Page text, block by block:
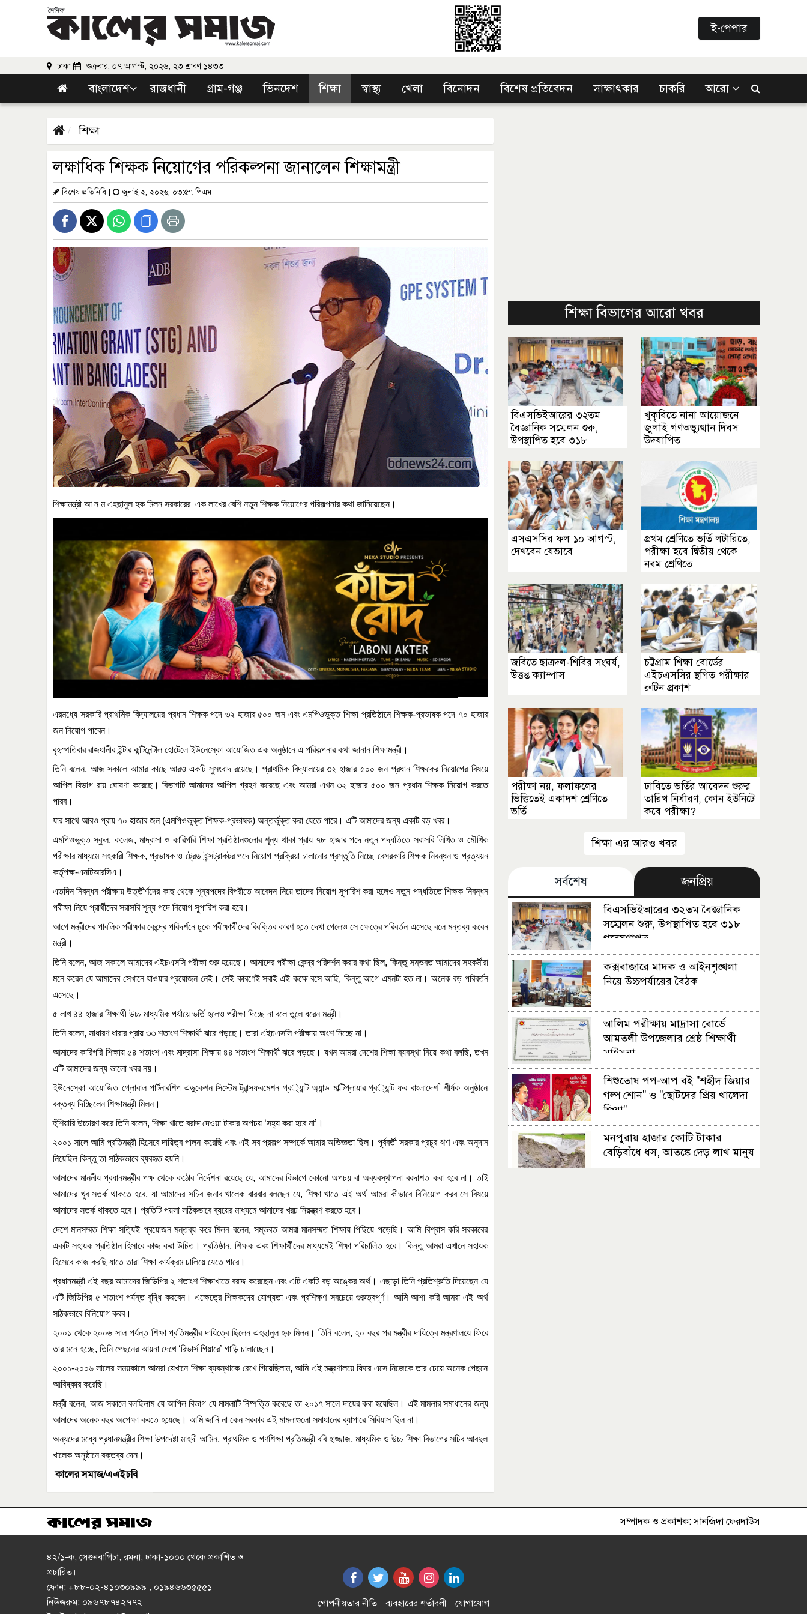
ই-পেপার
ঢাকা শুক্রবার, ০৭ আগস্ট, ২০২৬, ২৩ শ্রাবণ ১৪৩৩
বাংলাদেশ রাজধানী গ্রাম-গঞ্জ ভিনদেশ শিক্ষা স্বাস্থ্য খেলা বিনোদন বিশেষ প্রতিবেদন সাক্ষাৎকার চাকরি আরো
শিক্ষা
লক্ষাধিক শিক্ষক নিয়োগের পরিকল্পনা জানালেন শিক্ষামন্ত্রী
বিশেষ প্রতিনিধি| জুলাই ২, ২০২৬, ০৩:৫৭ পিএম
শিক্ষামন্ত্রী আ ন ম এহছানুল হক মিলন সরকারের এক লাখের বেশি নতুন শিক্ষক নিয়োগের পরিকল্পনার কথা জানিয়েছেন।
এরমধ্যে সরকারি প্রাথমিক বিদ্যালয়ের প্রধান শিক্ষক পদে ৩২ হাজার ৫০০ জন এবং এমপিওভুক্ত শিক্ষা প্রতিষ্ঠানে শিক্ষক-প্রভাষক পদে ৭০ হাজার
জন নিয়োগ পাবেন।
বৃহস্পতিবার রাজধানীর ইন্টার কন্টিনেন্টাল হোটেলে ইউনেস্কো আয়োজিত এক অনুষ্ঠানে এ পরিকল্পনার কথা জানান শিক্ষামন্ত্রী।
তিনি বলেন, আজ সকালে আমার কাছে আরও একটি সুসংবাদ রয়েছে। প্রাথমিক বিদ্যালয়ের ৩২ হাজার ৫০০ জন প্রধান শিক্ষকের নিয়োগের বিষয়ে
আপিল বিভাগ রায় ঘোষণা করেছে। বিভাগটি আমাদের আপিল গ্রহণ করেছে এবং আমরা এখন ৩২ হাজার ৫০০ জন প্রধান শিক্ষক নিয়োগ করতে
পারব।
যার সাথে আরও প্রায় ৭০ হাজার জন(এমপিওভুক্ত শিক্ষক-প্রভাষক) অন্তর্ভুক্ত করা যেতে পারে। এটি আমাদের জন্য একটি বড় খবর।
এমপিওভুক্ত স্কুল, কলেজ, মাদ্রাসা ও কারিগরি শিক্ষা প্রতিষ্ঠানগুলোর শূন্য থাকা প্রায় ৭৮ হাজার পদে নতুন পদ্ধতিতে সরাসরি লিখিত ও মৌখিক
পরীক্ষার মাধ্যমে সহকারী শিক্ষক, প্রভাষক ও ট্রেড ইন্সট্রাকটর পদে নিয়োগ প্রক্রিয়া চালানোর প্রস্তুতি নিচ্ছে বেসরকারি শিক্ষক নিবন্ধন ও প্রত্যয়ন
কর্তৃপক্ষ-এনটিআরসিএ।
এতদিন নিবন্ধন পরীক্ষায় উত্তীর্ণদের কাছ থেকে শূন্যপদের বিপরীতে আবেদন নিয়ে তাদের নিয়োগ সুপারিশ করা হলেও নতুন পদ্ধতিতে শিক্ষক নিবন্ধন
পরীক্ষা নিয়ে প্রার্থীদের সরাসরি শূন্য পদে নিয়োগ সুপারিশ করা হবে।
আগে মন্ত্রীদের পাবলিক পরীক্ষার কেন্দ্রে পরিদর্শনে ঢুকে পরীক্ষার্থীদের বিরক্তির কারণ হতে দেখা গেলেও সে ক্ষেত্রে পরিবর্তন এসেছে বলে মন্তব্য করেন
মন্ত্রী।
তিনি বলেন,আজ সকালে আমাদের এইচএসসি পরীক্ষা শুরু হয়েছে। আমাদের পরীক্ষা কেন্দ্র পরিদর্শন করার কথা ছিল, কিন্তু সম্ভবত আমাদের সহকর্মীরা
মনে করেন যে আমাদের সেখানে যাওয়ার প্রয়োজন নেই। সেই কারণেই সবাই এই কক্ষে বসে আছি, কিন্তু আগে এমনটা হত না। অনেক বড় পরিবর্তন
এসেছে।
৫ লাখ ৪৪ হাজার শিক্ষার্থী উচ্চ মাধ্যমিক পর্যায়ে ভর্তি হলেও পরীক্ষা দিচ্ছে না বলে তুলে ধরেন মন্ত্রী।
তিনি বলেন, সাধারণ ধারার প্রায় ৩৩ শতাংশ শিক্ষার্থী ঝরে পড়ছে। তারা এইচএসসি পরীক্ষায় অংশ নিচ্ছে না।
আমাদের কারিগরি শিক্ষায় ৫৪ শতাংশ এবং মাদ্রাসা শিক্ষায় ৪৪ শতাংশ শিক্ষার্থী ঝরে পড়ছে। যখন আমরা দেশের শিক্ষা ব্যবস্থা নিয়ে কথা বলছি,তখন
এটি আমাদের জন্য ভালো খবর নয়।
ইউনেস্কো আয়োজিত গ্লোবাল পার্টনারশিপ এডুকেশন সিস্টেম ট্রান্সফরমেশন গ্র্যান্ট অ্যান্ড মাল্টিপ্লায়ার গ্র্যান্ট ফর বাংলাদেশ‍‍`শীর্ষক অনুষ্ঠানে
বক্তব্য দিচ্ছিলেন শিক্ষামন্ত্রী মিলন।
হুঁশিয়ারি উচ্চারণ করে তিনি বলেন, শিক্ষা খাতে বরাদ্দ দেওয়া টাকার অপচয় ‘সহ্য করা হবে না’ ।
২০০১ সালে আমি প্রতিমন্ত্রী হিসেবে দায়িত্ব পালন করেছি এবং এই সব প্রকল্প সম্পর্কে আমার অভিজ্ঞতা ছিল। পূর্ববর্তী সরকার প্রচুর ঋণ এবং অনুদান
নিয়েছিল কিন্তু তা সঠিকভাবে ব্যবহৃত হয়নি।
আমাদের মাননীয় প্রধানমন্ত্রীর পক্ষ থেকে কঠোর নির্দেশনা রয়েছে যে,আমাদের বিভাগে কোনো অপচয় বা অব্যবস্থাপনা বরদাশত করা হবে না। তাই
আমাদের খুব সতর্ক থাকতে হবে, যা আমাদের সচিব জনাব খালেক বারবার বলছেন যে, শিক্ষা খাতে এই অর্থ আমরা কীভাবে বিনিয়োগ করব সে বিষয়ে
আমাদের সতর্ক থাকতে হবে। প্রতিটি পয়সা সঠিকভাবে ব্যয়ের মাধ্যমে আমাদের খরচ নিয়ন্ত্রণ করতে হবে।
দেশে মানসম্মত শিক্ষা সত্যিই প্রয়োজন মন্তব্য করে মিলন বলেন,সম্ভবত আমরা মানসম্মত শিক্ষায় পিছিয়ে পড়েছি। আমি বিশ্বাস করি সরকারের
একটি সহায়ক প্রতিষ্ঠান হিসাবে কাজ করা উচিত। প্রতিষ্ঠান,শিক্ষক এবং শিক্ষার্থীদের মাধ্যমেই শিক্ষা পরিচালিত হবে। কিন্তু আমরা এখানে সহায়ক
হিসেবে কাজ করছি যাতে তারা শিক্ষা কার্যক্রম চালিয়ে যেতে পারে।
প্রধানমন্ত্রী এই বছর আমাদের জিডিপির ২ শতাংশ শিক্ষাখাতে বরাদ্দ করেছেন এবং এটি একটি বড় অঙ্কের অর্থ। এছাড়া তিনি প্রতিশ্রুতি দিয়েছেন যে
এটি জিডিপির ৫ শতাংশ পর্যন্ত বৃদ্ধি করবেন। এক্ষেত্রে শিক্ষকদের যোগ্যতা এবং প্রশিক্ষণ সবচেয়ে গুরুত্বপূর্ণ। আমি আশা করি আমরা এই অর্থ
সঠিকভাবে বিনিয়োগ করব।
২০০১ থেকে ২০০৬ সাল পর্যন্ত শিক্ষা প্রতিমন্ত্রীর দায়িত্বে ছিলেন এহছানুল হক মিলন। তিনি বলেন, ২০ বছর পর মন্ত্রীর দায়িত্বে মন্ত্রণালয়ে ফিরে
তার মনে হচ্ছে, তিনি পেছনের আয়না দেখে‘রিভার্স গিয়ারে’ গাড়ি চালাচ্ছেন।
২০০১-২০০৬ সালের সময়কালে আমরা যেখানে শিক্ষা ব্যবস্থাকে রেখে গিয়েছিলাম,আমি এই মন্ত্রণালয়ে ফিরে এসে নিজেকে তার চেয়ে অনেক পেছনে
আবিষ্কার করেছি।
মন্ত্রী বলেন, আজ সকালে বলছিলাম যে আপিল বিভাগ যে মামলাটি নিষ্পত্তি করেছে তা ২০১৭ সালে দায়ের করা হয়েছিল। এই মামলার সমাধানের জন্য
আমাদের অনেক বছর অপেক্ষা করতে হয়েছে। আমি জানি না কেন সরকার এই মামলাগুলো সমাধানের ব্যাপারে সিরিয়াস ছিল না।
অন্যদের মধ্যে প্রধানমন্ত্রীর শিক্ষা উপদেষ্টা মাহদী আমিন, প্রাথমিক ও গণশিক্ষা প্রতিমন্ত্রী ববি হাজ্জাজ,মাধ্যমিক ও উচ্চ শিক্ষা বিভাগের সচিব আবদুল
খালেক অনুষ্ঠানে বক্তব্য দেন।
কালের সমাজ/এএইচবি
শিক্ষা বিভাগের আরো খবর
বিএসভিইআরের ৩২তম
বৈজ্ঞানিক সম্মেলন শুরু,
উপস্থাপিত হবে ৩১৮
খুকৃবিতে নানা আয়োজনে
জুলাই গণঅভ্যুত্থান দিবস
উদযাপিত
এসএসসির ফল ১০ আগস্ট,
দেখবেন যেভাবে
প্রথম শ্রেণিতে ভর্তি লটারিতে,
পরীক্ষা হবে দ্বিতীয় থেকে
নবম শ্রেণিতে
জবিতে ছাত্রদল-শিবির সংঘর্ষ,
উত্তপ্ত ক্যাম্পাস
চট্টগ্রাম শিক্ষা বোর্ডের
এইচএসসির স্থগিত পরীক্ষার
রুটিন প্রকাশ
পরীক্ষা নয়, ফলাফলের
ভিত্তিতেই একাদশ শ্রেণিতে
ভর্তি
ঢাবিতে ভর্তির আবেদন শুরুর
তারিখ নির্ধারণ, কোন ইউনিটে
কবে পরীক্ষা?
শিক্ষা এর আরও খবর
সর্বশেষ জনপ্রিয়
বিএসভিইআরের ৩২তম বৈজ্ঞানিক
সম্মেলন শুরু, উপস্থাপিত হবে ৩১৮
গবেষণাপত্র
কক্সবাজারে মাদক ও আইনশৃঙ্খলা
নিয়ে উচ্চপর্যায়ের বৈঠক
আলিম পরীক্ষায় মাদ্রাসা বোর্ডে
আমতলী উপজেলার শ্রেষ্ঠ শিক্ষার্থী
মাইমুনা
শিশুতোষ পপ-আপ বই "শহীদ জিয়ার
গল্প শোন" ও "ছোটদের প্রিয় খালেদা
জিয়া"
মনপুরায় হাজার কোটি টাকার
বেড়িবাঁধে ধস, আতঙ্কে দেড় লাখ মানুষ
৩দিন পর ব্রহ্মপুত্র নদে নিখোঁজ
সম্পাদক ও প্রকাশক: সানজিদা ফেরদাউস
৪২/১-ক, সেগুনবাগিচা, রমনা, ঢাকা-১০০০ থেকে প্রকাশিত ও
প্রচারিত।
ফোন: +৮৮-০২-৪১০৩০৯৯৯ , ০১৯৪৬৬৩৫৫৫১
নিউজরুম: ০৯৬৭৮৭৪২৭৭২
গোপনীয়তার নীতি ব্যবহারের শর্তাবলী যোগাযোগ